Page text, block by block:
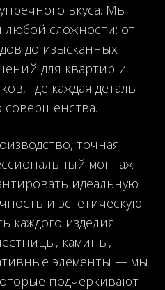
вкуса. Мы
любой сложности: от
до изысканных
для квартир и
где каждая деталь
совершенства.
точная
монтаж
идеальную
и эстетическую
каждого изделия.
камины,
элементы — мы
подчеркивают